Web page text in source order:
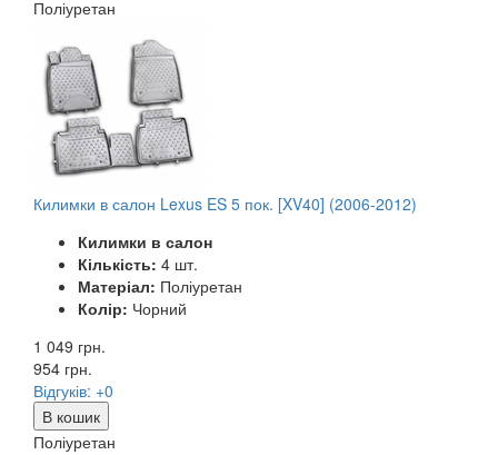
Поліуретан
Килимки в салон Lexus ES 5 пок. [XV40] (2006-2012)
Килимки в салон
Кількість: 4 шт.
Матеріал: Поліуретан
Колір: Чорний
1 049 грн.
954 грн.
Відгуків: +0
В кошик
Поліуретан